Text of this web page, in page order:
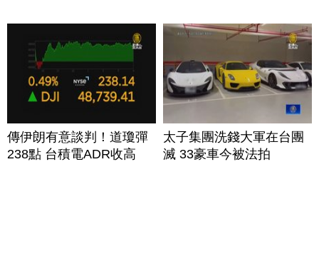
傳伊朗有意談判！道瓊彈
238點 台積電ADR收高
太子集團洗錢大軍在台團
滅 33豪車今被法拍